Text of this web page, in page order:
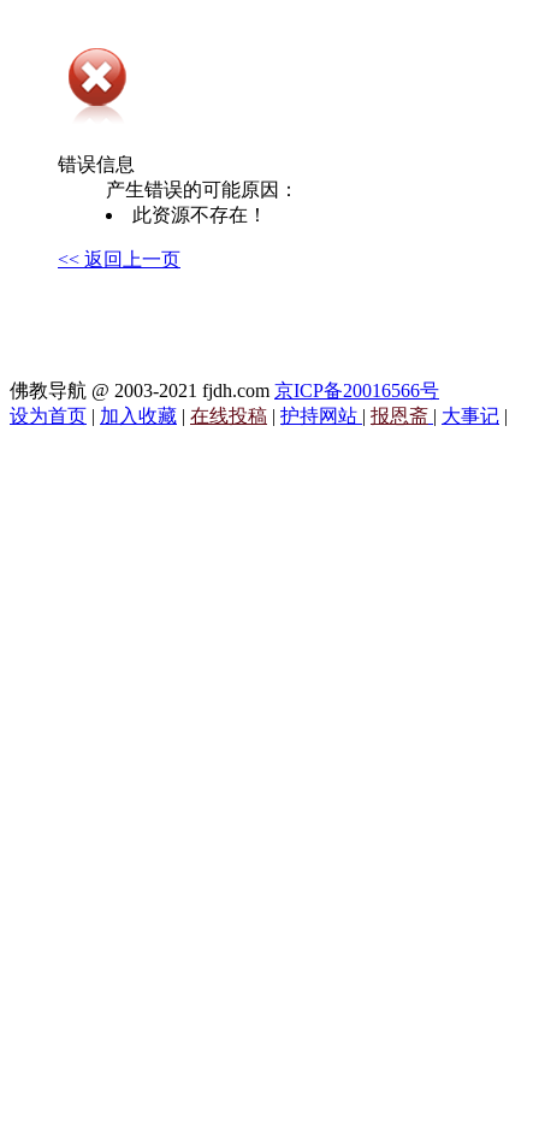
错误信息
产生错误的可能原因：
此资源不存在！
<< 返回上一页
佛教导航 @ 2003-2021 fjdh.com 京ICP备20016566号
设为首页 | 加入收藏 | 在线投稿 | 护持网站 | 报恩斋 | 大事记 |